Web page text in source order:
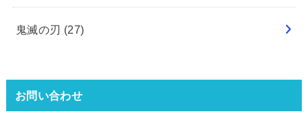
鬼滅の刃 (27)
お問い合わせ